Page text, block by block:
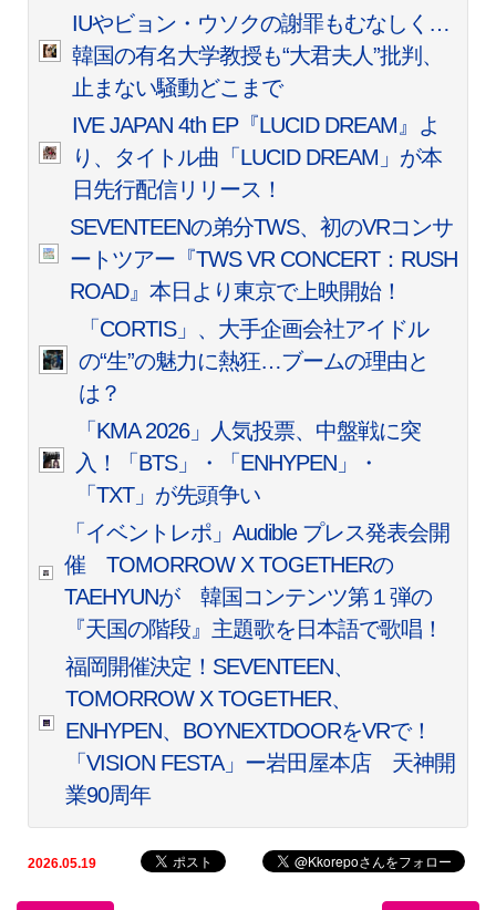
IUやビョン・ウソクの謝罪もむなしく…
韓国の有名大学教授も“大君夫人”批判、
止まない騒動どこまで
IVE JAPAN 4th EP『LUCID DREAM』よ
り、タイトル曲「LUCID DREAM」が本
日先行配信リリース！
SEVENTEENの弟分TWS、初のVRコンサ
ートツアー『TWS VR CONCERT：RUSH
ROAD』本日より東京で上映開始！
「CORTIS」、大手企画会社アイドル
の“生”の魅力に熱狂…ブームの理由と
は？
「KMA 2026」人気投票、中盤戦に突
入！「BTS」・「ENHYPEN」・
「TXT」が先頭争い
「イベントレポ」Audible プレス発表会開
催 TOMORROW X TOGETHERの
TAEHYUNが 韓国コンテンツ第１弾の
『天国の階段』主題歌を日本語で歌唱！
福岡開催決定！SEVENTEEN、
TOMORROW X TOGETHER、
ENHYPEN、BOYNEXTDOORをVRで！
「VISION FESTA」ー岩田屋本店 天神開
業90周年
2026.05.19